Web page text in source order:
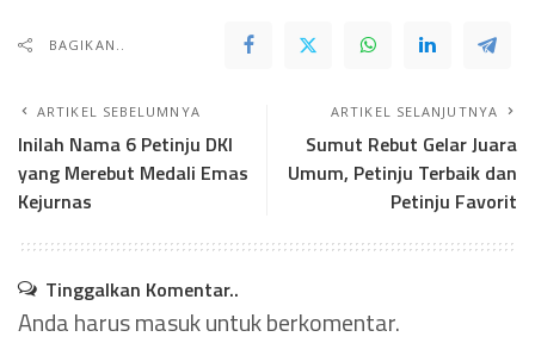
BAGIKAN..
ARTIKEL SEBELUMNYA
Inilah Nama 6 Petinju DKI
yang Merebut Medali Emas
Kejurnas
ARTIKEL SELANJUTNYA
Sumut Rebut Gelar Juara
Umum, Petinju Terbaik dan
Petinju Favorit
Tinggalkan Komentar..
Anda harusmasukuntuk berkomentar.